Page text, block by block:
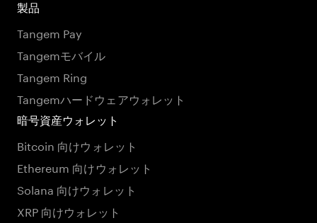
製品
Tangem Pay
Tangemモバイル
Tangem Ring
Tangemハードウェアウォレット
暗号資産ウォレット
Bitcoin 向けウォレット
Ethereum 向けウォレット
Solana 向けウォレット
XRP 向けウォレット